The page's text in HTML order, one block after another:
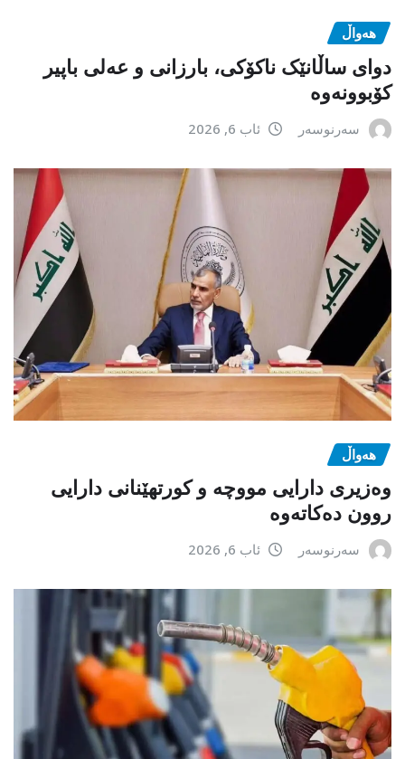
هەواڵ
دوای ساڵانێک ناکۆکی، بارزانی و عەلی باپیر
کۆبوونەوە
سەرنوسەر ئاب 6, 2026
هەواڵ
وەزیری دارایی مووچە و کورتهێنانی دارایی
روون دەکاتەوە
سەرنوسەر ئاب 6, 2026